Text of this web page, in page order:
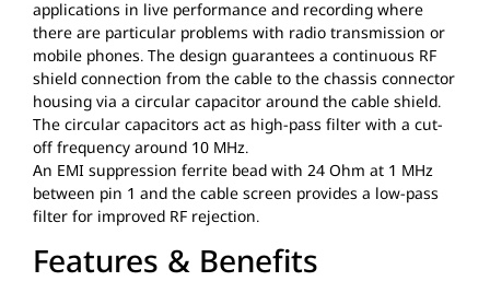
applications in live performance and recording where
there are particular problems with radio transmission or
mobile phones. The design guarantees a continuous RF
shield connection from the cable to the chassis connector
housing via a circular capacitor around the cable shield.
The circular capacitors act as high-pass filter with a cut-
off frequency around 10 MHz.
An EMI suppression ferrite bead with 24 Ohm at 1 MHz
between pin 1 and the cable screen provides a low-pass
filter for improved RF rejection.
Features & Benefits